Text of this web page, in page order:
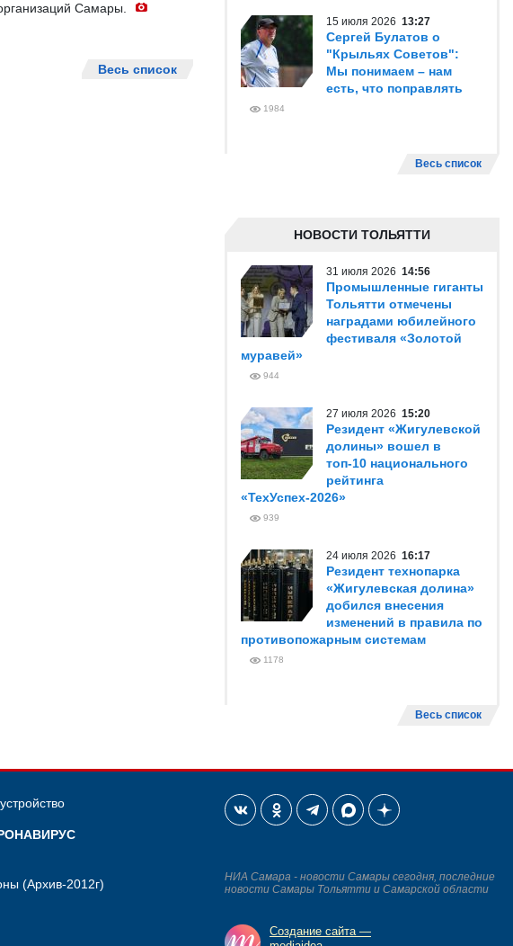
Самары.
Весь список
15 июля 2026 13:27
Сергей Булатов о
"Крыльях Советов":
Мы понимаем – нам
есть, что поправлять
1984
Весь список
НОВОСТИ ТОЛЬЯТТИ
31 июля 2026 14:56
Промышленные гиганты
Тольятти отмечены
наградами юбилейного
фестиваля «Золотой
муравей»
944
27 июля 2026 15:20
Резидент «Жигулевской
долины» вошел в
топ-10 национального
рейтинга
«ТехУспех-2026»
939
24 июля 2026 16:17
Резидент технопарка
«Жигулевская долина»
добился внесения
изменений в правила по
противопожарным системам
1178
Весь список
(Архив-2012г)
НИА Самара - новости Самары сегодня, последние
новости Самары Тольятти и Самарской области
Создание сайта —